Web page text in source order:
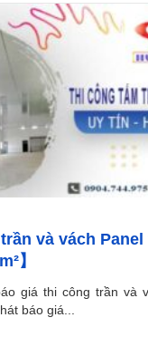
và vách Panel
】
giá thi công trần và
báo giá...